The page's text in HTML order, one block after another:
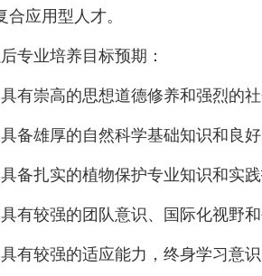
应用型人才。
专业培养目标预期：
具有崇高的思想道德修养和强烈的社
具备雄厚的自然科学基础知识和良
备扎实的植物保护专业知识和实践
有较强的团队意识、国际化视野和
有较强的适应能力，终身学习意识